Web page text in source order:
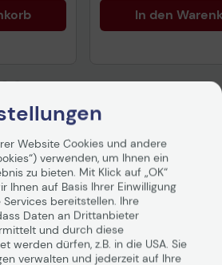
In den
Website Cookies und andere
verwenden, um Ihnen ein
zu bieten. Mit Klick auf „OK“
Ihnen auf Basis Ihrer Einwilligung
bereitstellen. Ihre
Daten an Drittanbieter
und durch diese
werden dürfen, z.B. in die USA. Sie
verwalten und jederzeit auf Ihre